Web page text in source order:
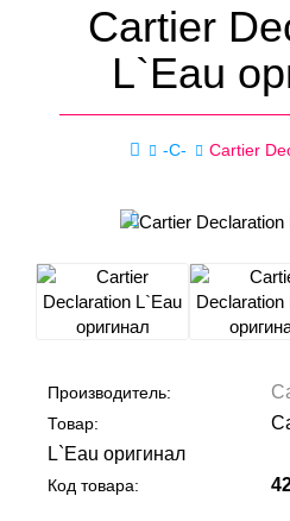
Cartier
L`Eau
-C- Cartier
Производитель:
Товар:
L`Eau оригинал
Код товара: